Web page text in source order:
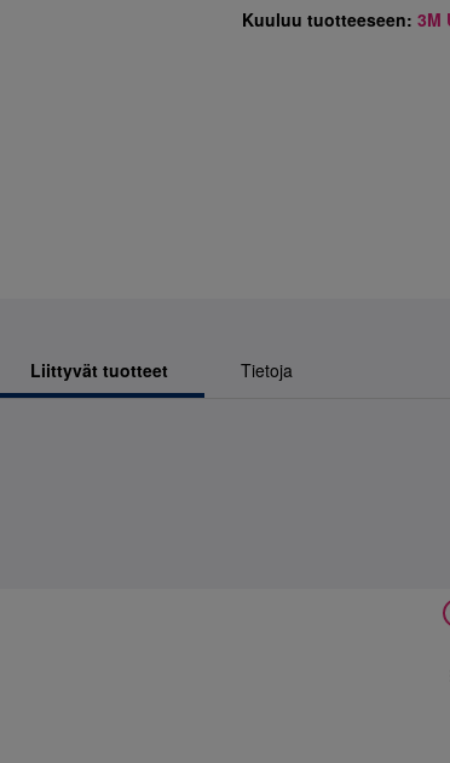
Kuuluu tuotteeseen:3M
Liittyvät tuotteet Tietoja